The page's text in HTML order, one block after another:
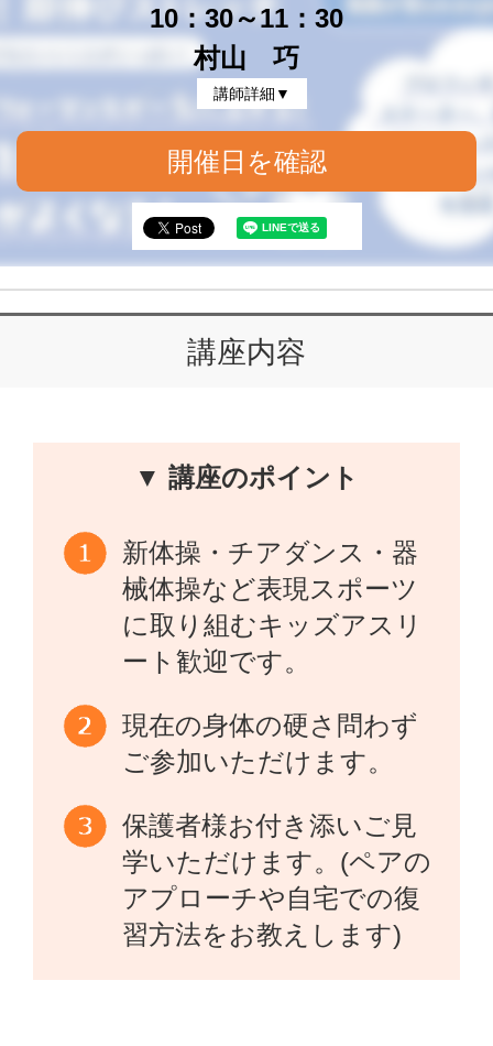
10：30～11：30
村山 巧
講師詳細▼
開催日を確認
講座内容
▼ 講座のポイント
新体操・チアダンス・器
械体操など表現スポーツ
に取り組むキッズアスリ
ート歓迎です。
現在の身体の硬さ問わず
ご参加いただけます。
保護者様お付き添いご見
学いただけます。(ペアの
アプローチや自宅での復
習方法をお教えします)